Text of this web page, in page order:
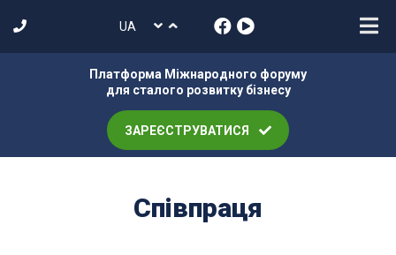
Платформа Міжнародного форуму
для сталого розвитку бізнесу
ЗАРЕЄСТРУВАТИСЯ
Співпраця